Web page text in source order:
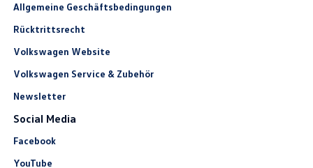
Allgemeine Geschäftsbedingungen
Rücktrittsrecht
Volkswagen Website
Volkswagen Service & Zubehör
Newsletter
Social Media
Facebook
YouTube